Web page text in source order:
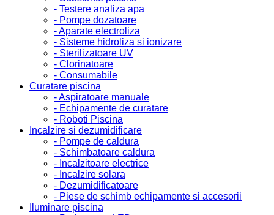
- Testere analiza apa
- Pompe dozatoare
- Aparate electroliza
- Sisteme hidroliza si ionizare
- Sterilizatoare UV
- Clorinatoare
- Consumabile
Curatare piscina
- Aspiratoare manuale
- Echipamente de curatare
- Roboti Piscina
Incalzire si dezumidificare
- Pompe de caldura
- Schimbatoare caldura
- Incalzitoare electrice
- Incalzire solara
- Dezumidificatoare
- Piese de schimb echipamente si accesorii
Iluminare piscina